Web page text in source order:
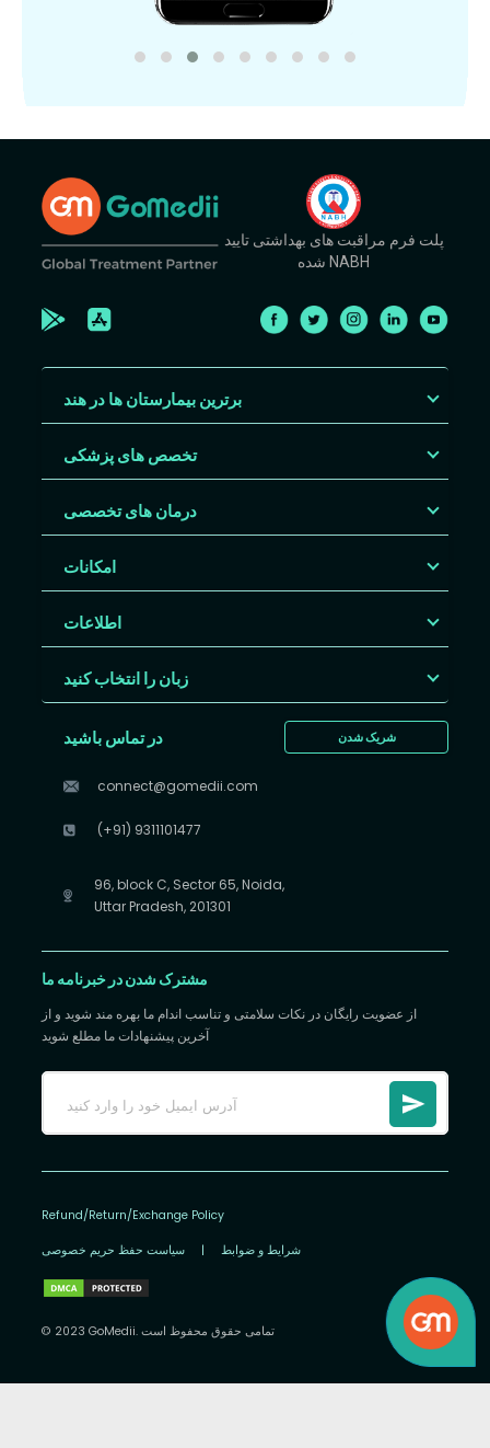
پلت فرم مراقبت های بهداشتی تایید
شده NABH
برترین بیمارستان ها در هند
تخصص های پزشکی
درمان های تخصصی
امکانات
اطلاعات
زبان را انتخاب کنید
شریک شدن در تماس باشید
connect@gomedii.com
(+91) 9311101477
96, block C, Sector 65, Noida,
Uttar Pradesh, 201301
مشترک شدن در خبرنامه ما
از عضویت رایگان در نکات سلامتی و تناسب اندام ما بهره مند شوید و از
آخرین پیشنهادات ما مطلع شوید
Refund/Return/Exchange Policy
سیاست حفظ حریم خصوصی | شرایط و ضوابط
© 2023 GoMedii. تمامی حقوق محفوظ است